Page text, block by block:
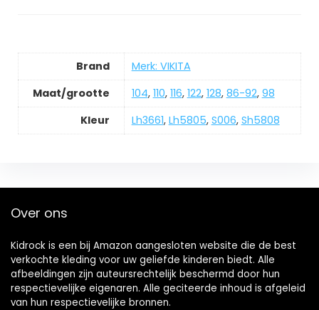
Brand
Merk: VIKITA
Maat/grootte
104, 110, 116, 122, 128, 86-92, 98
Kleur
Lh3661, Lh5805, S006, Sh5808
Over ons
Kidrock is een bij Amazon aangesloten website die de best
verkochte kleding voor uw geliefde kinderen biedt. Alle
afbeeldingen zijn auteursrechtelijk beschermd door hun
respectievelijke eigenaren. Alle geciteerde inhoud is afgeleid
van hun respectievelijke bronnen.